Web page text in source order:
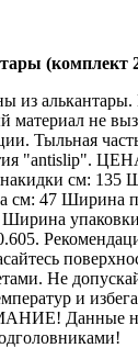
(комплект
из
материал не
Тыльная
"antislip".
см: 135
см: 47 Ширина
Не
и
Данные